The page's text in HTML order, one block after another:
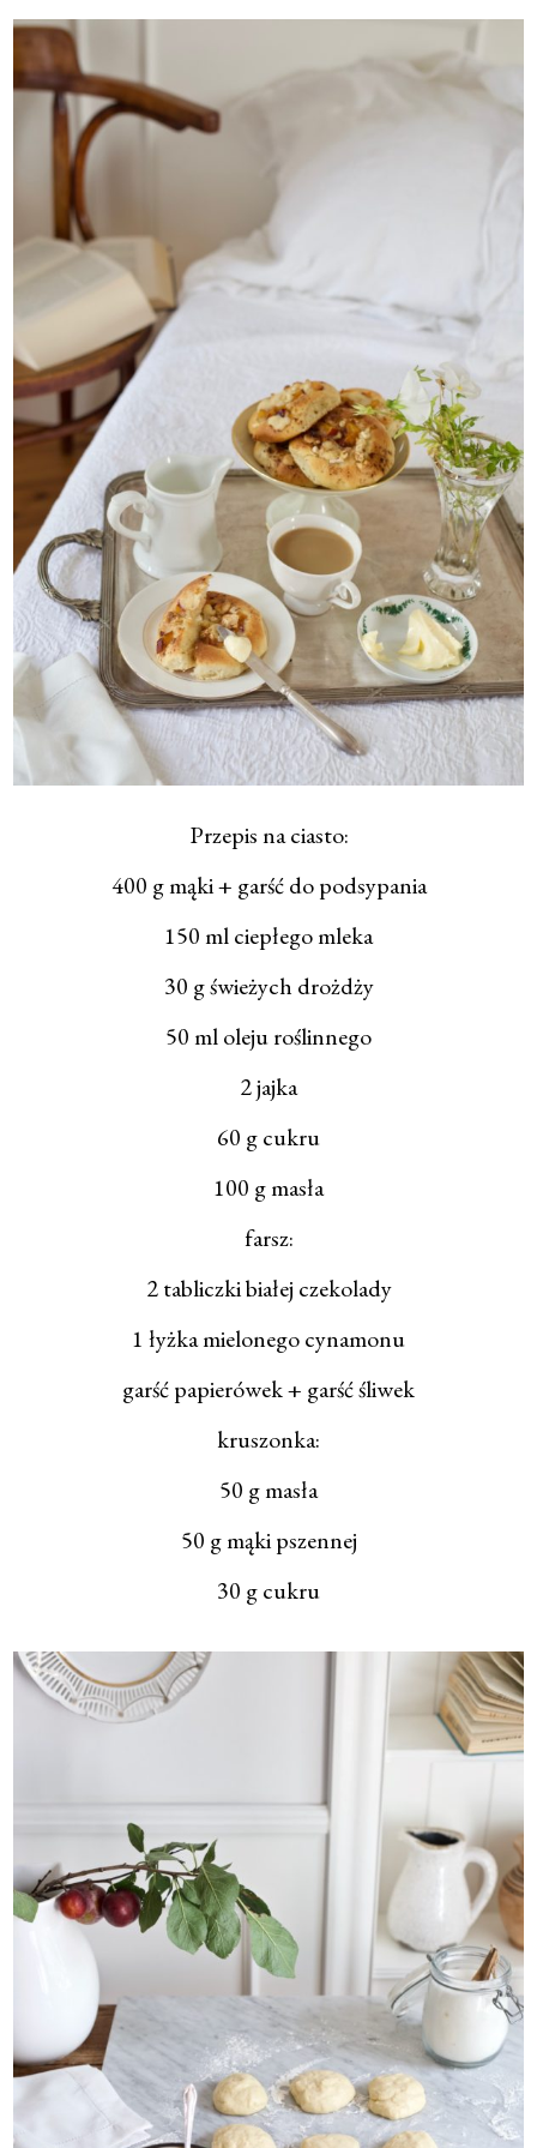
Przepis na ciasto:
400 g mąki + garść do podsypania
150 ml ciepłego mleka
30 g świeżych drożdży
50 ml oleju roślinnego
2 jajka
60 g cukru
100 g masła
farsz:
2 tabliczki białej czekolady
1 łyżka mielonego cynamonu
garść papierówek + garść śliwek
kruszonka:
50 g masła
50 g mąki pszennej
30 g cukru